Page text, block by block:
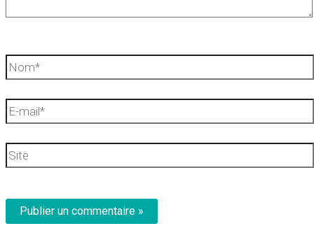
Nom*
E-
Site